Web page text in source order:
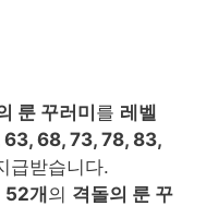
룬 꾸러미를 레벨
68, 73, 78, 83,
급받습니다.
52개의 격돌의 룬 꾸